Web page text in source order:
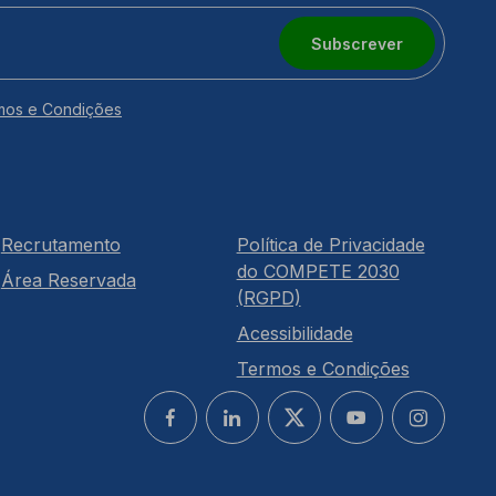
Subscrever
e Condições
Recrutamento
Área Reservada
Política de Privacidade
do COMPETE 2030
(RGPD)
Acessibilidade
Termos e Condições